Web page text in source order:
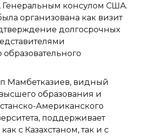
консулом США.
организована как визит
долгосрочных
Мамбетказиев, видный
образования и
Американского
поддерживает
с Казахстаном, так и с